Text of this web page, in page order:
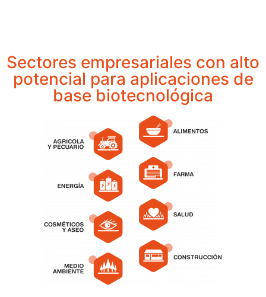
Sectores empresariales con alto
potencial para aplicaciones de
base biotecnológica